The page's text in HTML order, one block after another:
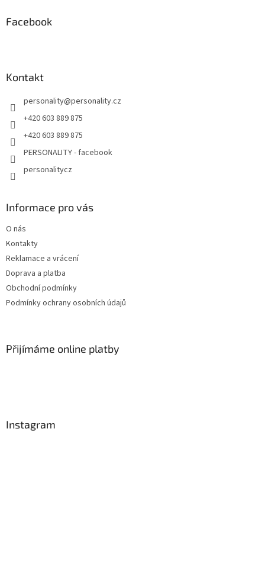
Facebook
Kontakt
personality@personality.cz
+420 603 889 875
+420 603 889 875
PERSONALITY - facebook
personalitycz
Informace pro vás
O nás
Kontakty
Reklamace a vrácení
Doprava a platba
Obchodní podmínky
Podmínky ochrany osobních údajů
Přijímáme online platby
Instagram